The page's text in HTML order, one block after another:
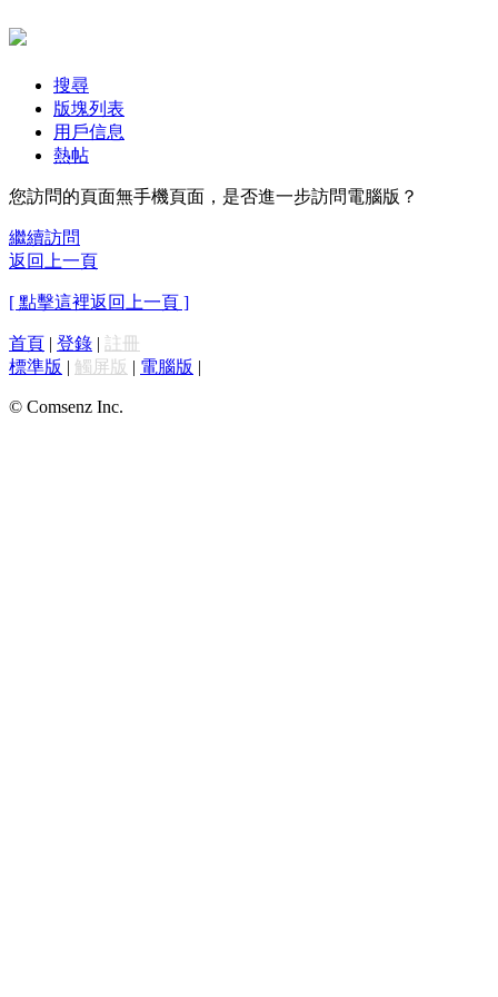
搜尋
版塊列表
用戶信息
熱帖
您訪問的頁面無手機頁面，是否進一步訪問電腦版？
繼續訪問
返回上一頁
[ 點擊這裡返回上一頁 ]
首頁 | 登錄 | 註冊
標準版 | 觸屏版 | 電腦版 |
© Comsenz Inc.